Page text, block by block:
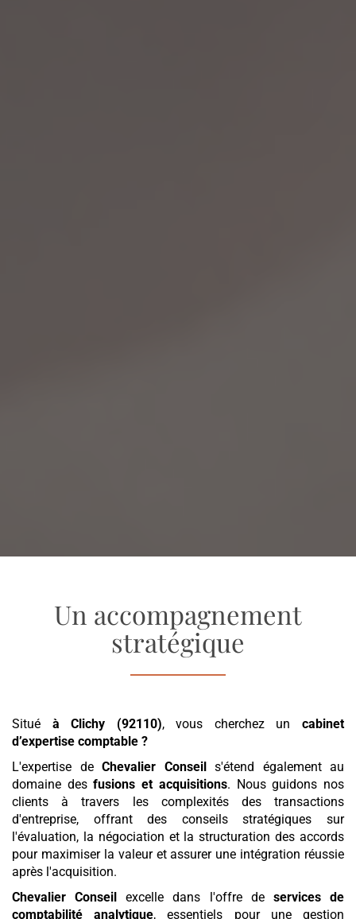
Un accompagnement
stratégique
Situé à Clichy (92110), vous cherchez uncabinet
d’expertise comptable ?
L'expertise de Chevalier Conseils'étend également au
domaine desfusions et acquisitions. Nous guidons nos
clients à travers les complexités des transactions
d'entreprise, offrant des conseils stratégiques sur
l'évaluation, la négociation et la structuration des accords
pour maximiser la valeur et assurer une intégration réussie
après l'acquisition.
Chevalier Conseil excelle dans l'offre de services de
comptabilité analytique, essentiels pour une gestion